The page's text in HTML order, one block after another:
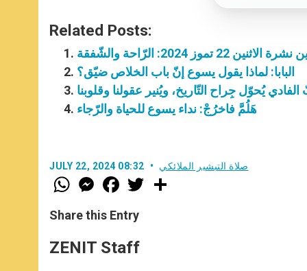
Related Posts:
22 تموز 2024: الرّاحة والشّفقة
البابا: لماذا يقول يسوع إنّ باب الخلاص ضيّق؟
الفادي يُحوّل جِراح التّاريخ، ويُنير عقولنا وقلوبنا
هَلُمَّ فاخرُجْ: نداء يسوع للحياة والرّجاء
JULY 22, 2024 08:32 صلاة التبشير الملائكي
W
h
t
s
p
p
M
e
s
e
g
e
F
a
e
b
o
k
w
Share this Entry
ZENIT Staff